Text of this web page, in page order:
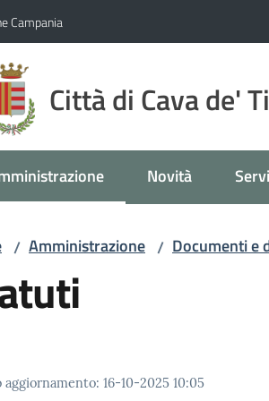
Campania
Città di Cava de'
selezionato Novità
/ Amministrazione / Documenti e
aggiornamento: 16-10-2025 10:05